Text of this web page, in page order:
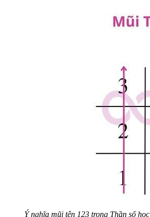
Ý nghĩa mũi tên 123 trong Thần số học